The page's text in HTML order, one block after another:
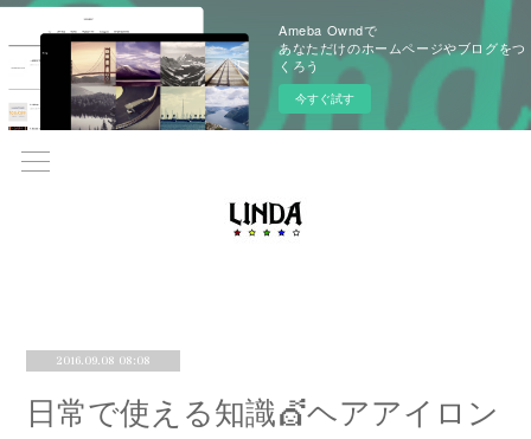
Ameba Owndで
あなただけのホームページやブログをつ
くろう
今すぐ試す
2016.09.08 08:08
日常で使える知識💇ヘアアイロン